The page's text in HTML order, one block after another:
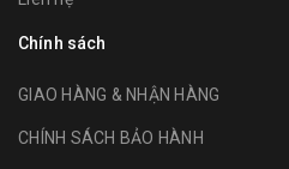
Chính sách
GIAO HÀNG & NHẬN HÀNG
CHÍNH SÁCH BẢO HÀNH